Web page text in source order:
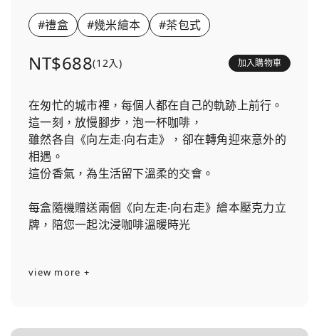
#禮盒 #幾米繪本 #茶包式
NT$688(12入) 加入購物車
在匆忙的城市裡，每個人都在自己的軌跡上前行。
這一刻，放慢腳步，泡一杯咖啡，
雖然各自《向左走‧向右走》，卻在轉角迎來意外的
相遇。
這份香氣，為生活留下溫柔的交會。
每盒隨機贈送兩個《向左走‧向右走》繪本壓克力立
牌，陪您一起沈浸咖啡溫暖時光
view more +